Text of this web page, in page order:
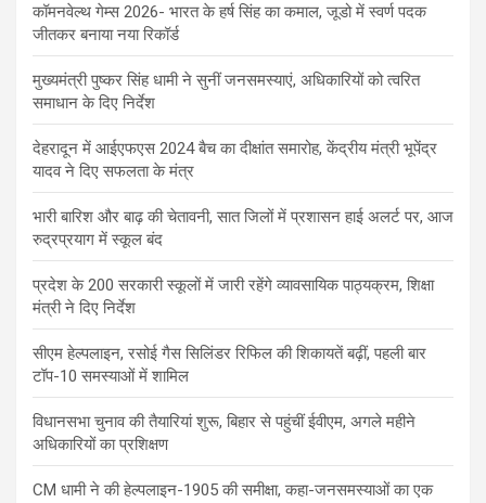
कॉमनवेल्थ गेम्स 2026- भारत के हर्ष सिंह का कमाल, जूडो में स्वर्ण पदक
जीतकर बनाया नया रिकॉर्ड
मुख्यमंत्री पुष्कर सिंह धामी ने सुनीं जनसमस्याएं, अधिकारियों को त्वरित
समाधान के दिए निर्देश
देहरादून में आईएफएस 2024 बैच का दीक्षांत समारोह, केंद्रीय मंत्री भूपेंद्र
यादव ने दिए सफलता के मंत्र
भारी बारिश और बाढ़ की चेतावनी, सात जिलों में प्रशासन हाई अलर्ट पर, आज
रुद्रप्रयाग में स्कूल बंद
प्रदेश के 200 सरकारी स्कूलों में जारी रहेंगे व्यावसायिक पाठ्यक्रम, शिक्षा
मंत्री ने दिए निर्देश
सीएम हेल्पलाइन, रसोई गैस सिलिंडर रिफिल की शिकायतें बढ़ीं, पहली बार
टॉप-10 समस्याओं में शामिल
विधानसभा चुनाव की तैयारियां शुरू, बिहार से पहुंचीं ईवीएम, अगले महीने
अधिकारियों का प्रशिक्षण
CM धामी ने की हेल्पलाइन-1905 की समीक्षा, कहा-जनसमस्याओं का एक